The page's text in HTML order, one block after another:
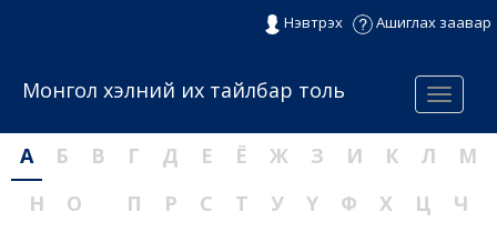
Нэвтрэх Ашиглах заавар
Menu
Монгол хэлний их тайлбар толь
А Б В Г Д Е Ё Ж З И К Л
М
Н
О П Р С Т У Ү Ф Х Ц
Ч